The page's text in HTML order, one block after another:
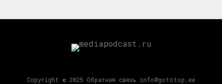
Copyright © 2025 Обратная связь info@gototop.ee